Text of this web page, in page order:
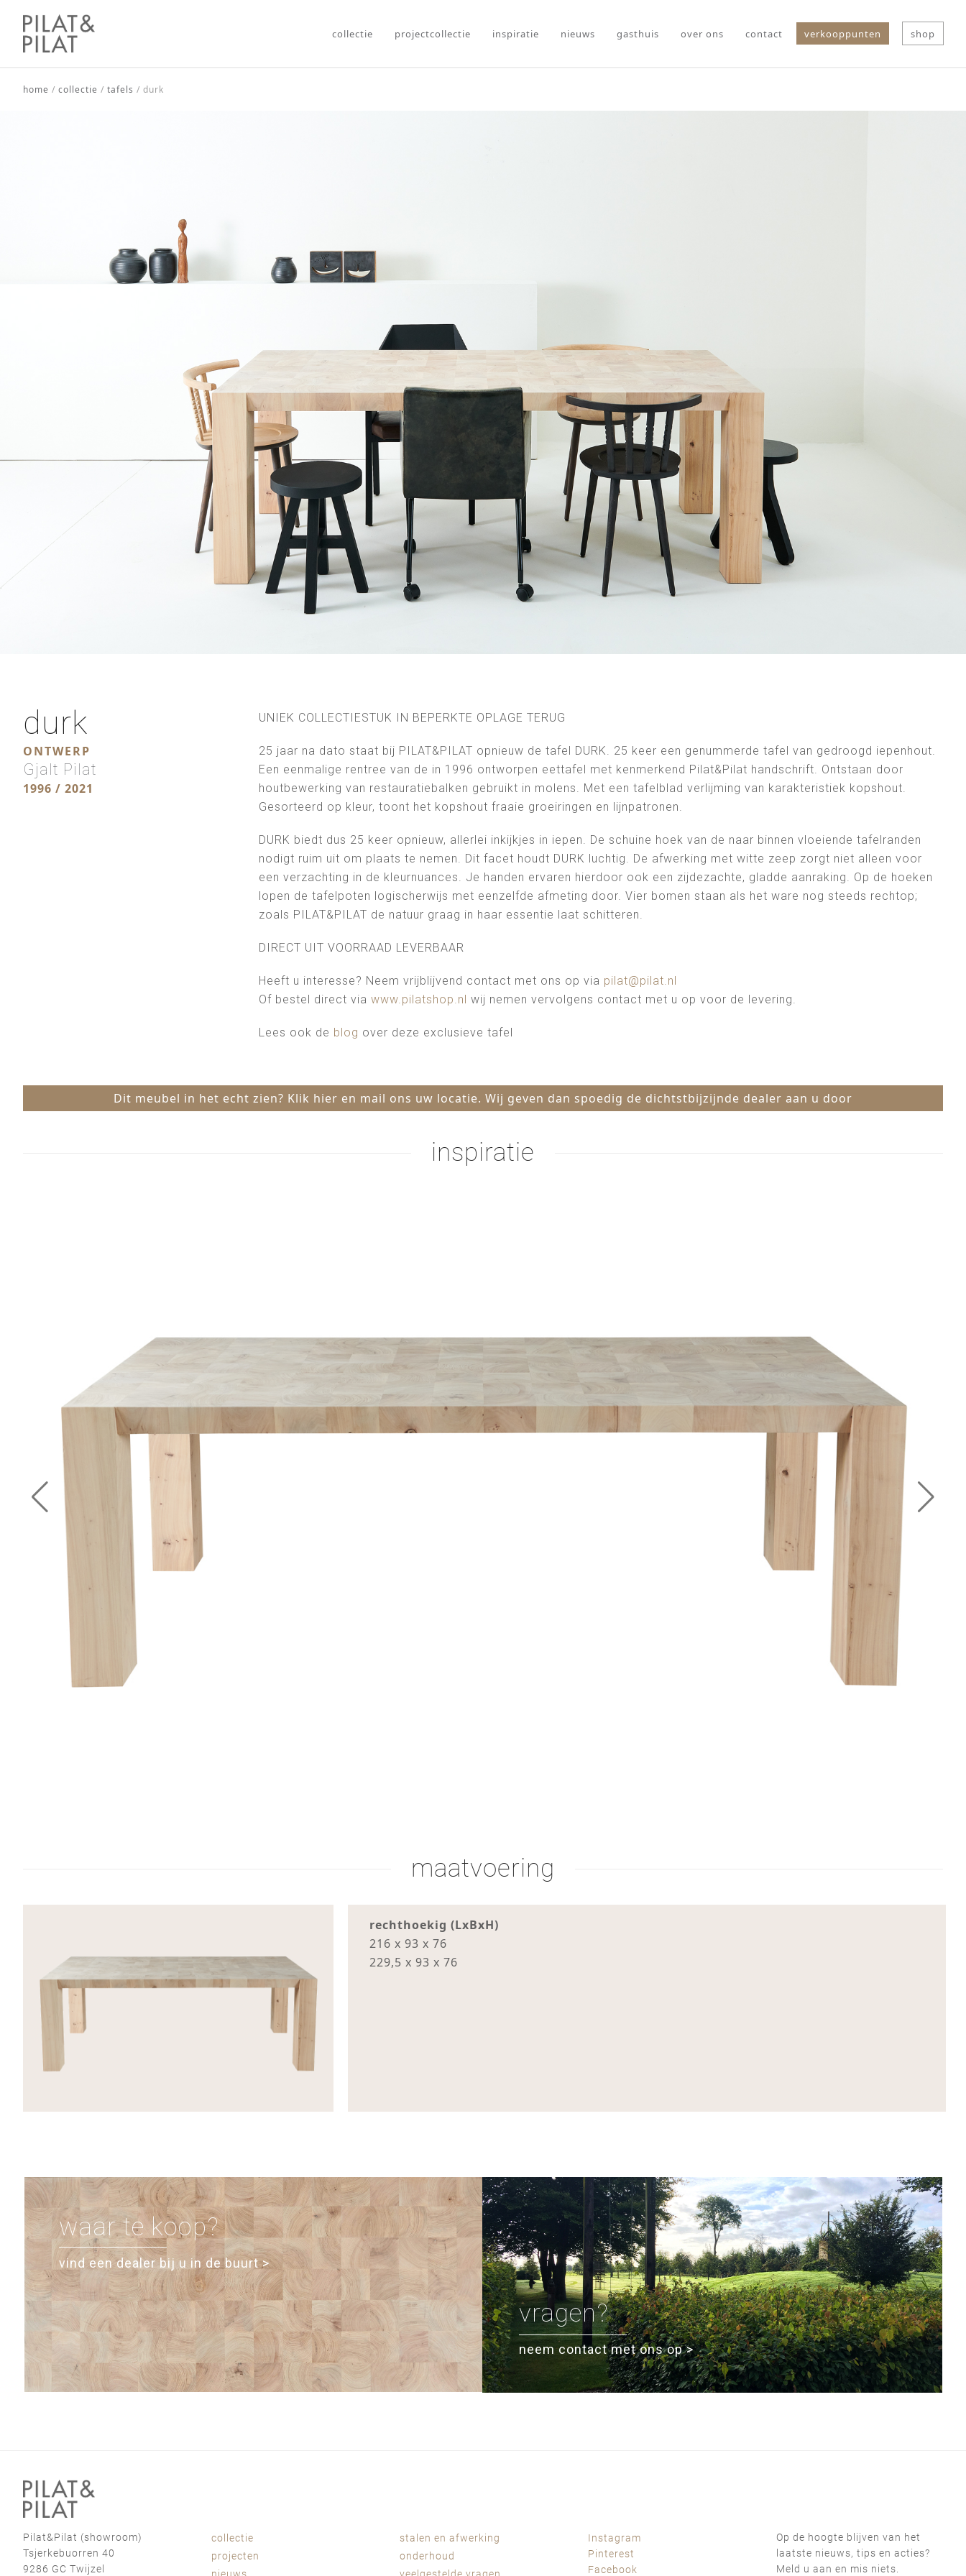
collectie projectcollectie inspiratie nieuws gasthuis over ons contact verkooppunten shop
home / collectie / tafels / durk
durk
ONTWERP
Gjalt Pilat
1996 / 2021
UNIEK COLLECTIESTUK IN BEPERKTE OPLAGE TERUG
25 jaar na dato staat bij PILAT&PILAT opnieuw de tafel DURK. 25 keer een genummerde tafel van gedroogd iepenhout.
Een eenmalige rentree van de in 1996 ontworpen eettafel met kenmerkend Pilat&Pilat handschrift. Ontstaan door
houtbewerking van restauratiebalken gebruikt in molens. Met een tafelblad verlijming van karakteristiek kopshout.
Gesorteerd op kleur, toont het kopshout fraaie groeiringen en lijnpatronen.
DURK biedt dus 25 keer opnieuw, allerlei inkijkjes in iepen. De schuine hoek van de naar binnen vloeiende tafelranden
nodigt ruim uit om plaats te nemen. Dit facet houdt DURK luchtig. De afwerking met witte zeep zorgt niet alleen voor
een verzachting in de kleurnuances. Je handen ervaren hierdoor ook een zijdezachte, gladde aanraking. Op de hoeken
lopen de tafelpoten logischerwijs met eenzelfde afmeting door. Vier bomen staan als het ware nog steeds rechtop;
zoals PILAT&PILAT de natuur graag in haar essentie laat schitteren.
DIRECT UIT VOORRAAD LEVERBAAR
Heeft u interesse? Neem vrijblijvend contact met ons op via pilat@pilat.nl
Of bestel direct via www.pilatshop.nl wij nemen vervolgens contact met u op voor de levering.
Lees ook de blog over deze exclusieve tafel
Dit meubel in het echt zien? Klik hier en mail ons uw locatie. Wij geven dan spoedig de dichtstbijzijnde dealer aan u door
inspiratie
maatvoering
rechthoekig (LxBxH)
216 x 93 x 76
229,5 x 93 x 76
waar te koop?
vind een dealer bij u in de buurt >
vragen?
neem contact met ons op >
Pilat&Pilat (showroom)
Tsjerkebuorren 40
9286 GC Twijzel
collectie
projecten
stalen en afwerking
onderhoud
Instagram
Pinterest
Facebook
Op de hoogte blijven van het
laatste nieuws, tips en acties?
Meld u aan en mis niets.